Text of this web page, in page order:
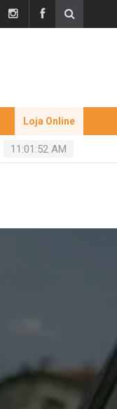
Loja Online
11:01:52 AM